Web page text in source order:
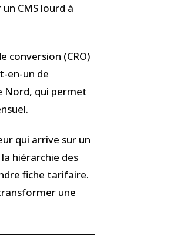
CMS lourd à
conversion (CRO)
en-un de
Nord, qui permet
qui arrive sur un
hiérarchie des
fiche tarifaire.
une